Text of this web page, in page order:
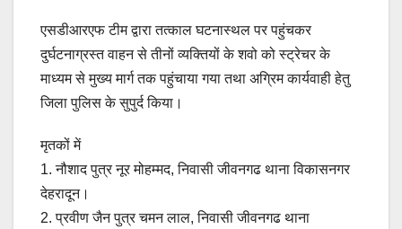
एसडीआरएफ टीम द्वारा तत्काल घटनास्थल पर पहुंचकर
दुर्घटनाग्रस्त वाहन से तीनों व्यक्तियों के शवो को स्ट्रेचर के
माध्यम से मुख्य मार्ग तक पहुंचाया गया तथा अग्रिम कार्यवाही हेतु
जिला पुलिस के सुपुर्द किया।
मृतकों में
1. नौशाद पुत्र नूर मोहम्मद, निवासी जीवनगढ थाना विकासनगर
देहरादून।
2. प्रवीण जैन पुत्र चमन लाल, निवासी जीवनगढ थाना